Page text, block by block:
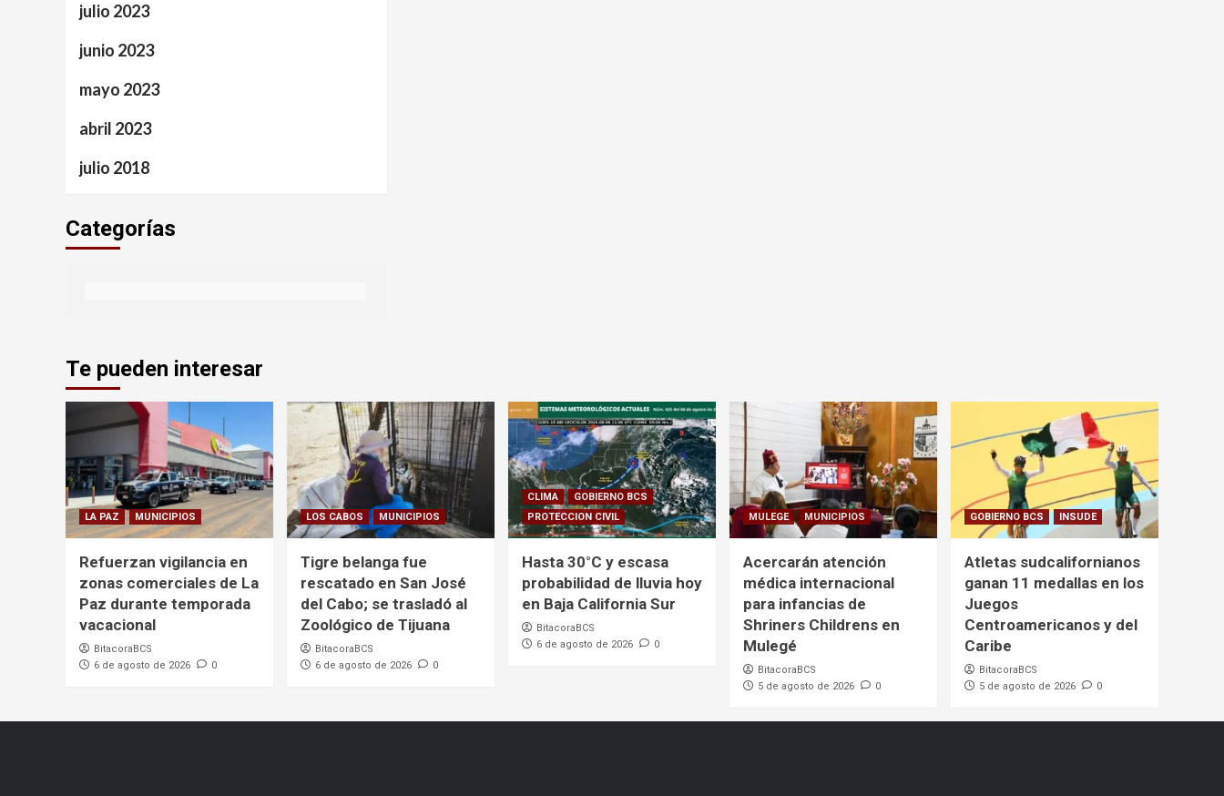
julio 2023
junio 2023
mayo 2023
abril 2023
julio 2018
Categorías
Te pueden interesar
LA PAZ MUNICIPIOS
Refuerzan vigilancia en
zonas comerciales de La
Paz durante temporada
vacacional
BitacoraBCS
6 de agosto de 2026
0
LOS CABOS MUNICIPIOS
Tigre belanga fue
rescatado en San José
del Cabo; se trasladó al
Zoológico de Tijuana
BitacoraBCS
6 de agosto de 2026
0
CLIMA
GOBIERNO BCS
PROTECCION CIVIL
Hasta 30°C y escasa
probabilidad de lluvia hoy
en Baja California Sur
BitacoraBCS
6 de agosto de 2026
0
MULEGE MUNICIPIOS
Acercarán atención
médica internacional
para infancias de
Shriners Childrens en
Mulegé
BitacoraBCS
5 de agosto de 2026
0
GOBIERNO BCS INSUDE
Atletas sudcalifornianos
ganan 11 medallas en los
Juegos
Centroamericanos y del
Caribe
BitacoraBCS
5 de agosto de 2026
0